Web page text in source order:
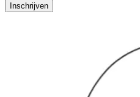
Inschrijven